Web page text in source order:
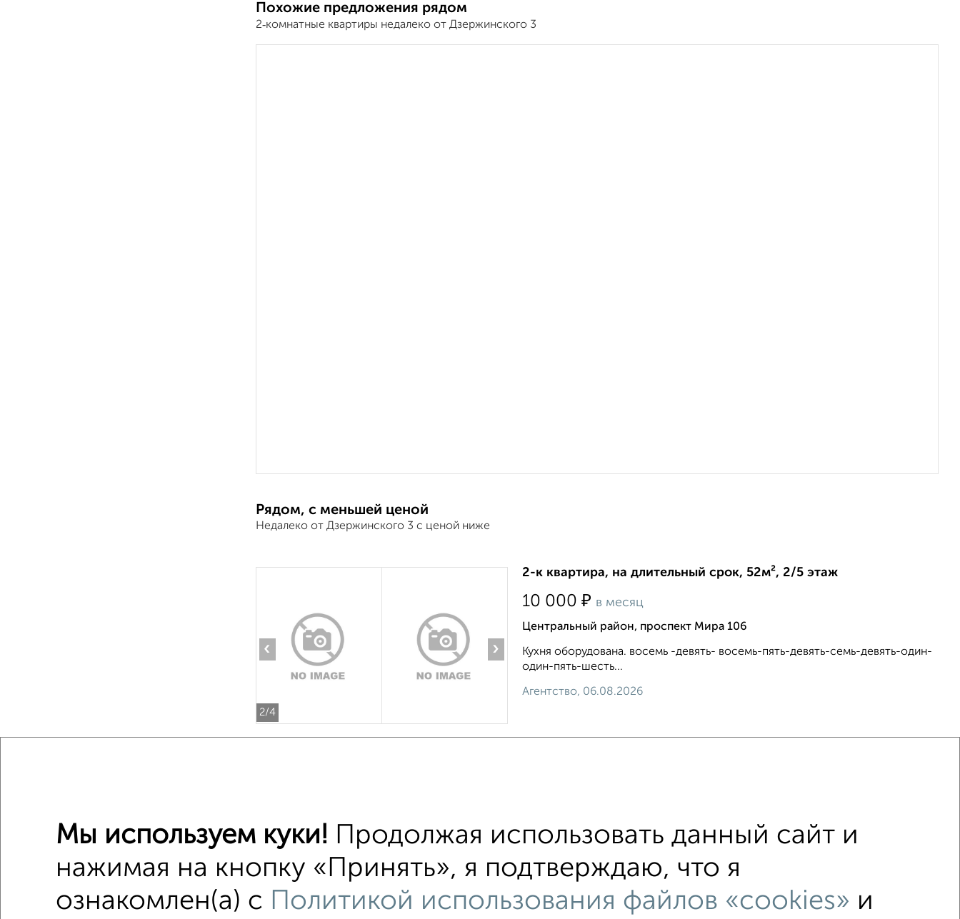
Похожие предложения рядом
2‑комнатные квартиры недалеко от Дзержинского 3
Рядом, с меньшей ценой
Недалеко от Дзержинского 3 с ценой ниже
2/4
‹ ›
2-к квартира, на длительный срок, 52м², 2/5 этаж
10 000 ₽ в месяц
Центральный район, проспект Мира 106
Кухня оборудована. восемь -девять- восемь-пять-девять-семь-девять-один-
один-пять-шесть...
Агентство, 06.08.2026
Центральный район на улице Дзержинского С холодильником С мебелью
Со стиральной машиной
Можно с ребенком с хорошим ремонтом не первый этаж
Мы используем куки! Продолжая использовать данный сайт и
нажимая на кнопку «Принять», я подтверждаю, что я
ознакомлен(а) с Политикой использования файлов «cookies» и